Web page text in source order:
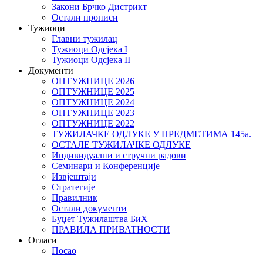
Закони Брчко Дистрикт
Остали прописи
Тужиоци
Главни тужилац
Тужиоци Oдсјекa I
Тужиоци Oдсјекa II
Документи
ОПТУЖНИЦЕ 2026
ОПТУЖНИЦЕ 2025
ОПТУЖНИЦЕ 2024
ОПТУЖНИЦЕ 2023
ОПТУЖНИЦЕ 2022
ТУЖИЛАЧКЕ ОДЛУКЕ У ПРЕДМЕТИМА 145а.
ОСТАЛЕ ТУЖИЛАЧКЕ ОДЛУКЕ
Индивидуални и стручни радови
Семинари и Конференције
Извјештаји
Стратегије
Правилник
Остали документи
Буџет Тужилаштва БиХ
ПРАВИЛА ПРИВАТНОСТИ
Огласи
Посао